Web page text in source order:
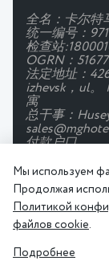
全名：卡尔特
统一编号：
检查站
OGRN：
法定地址：
izhevsk，ul。
寓
总干事：
付款户口
银行：
通讯账号：
隐私政策 用
Мы используем
Продолжая
Политикой
файлов cookie.
Подробнее
折扣